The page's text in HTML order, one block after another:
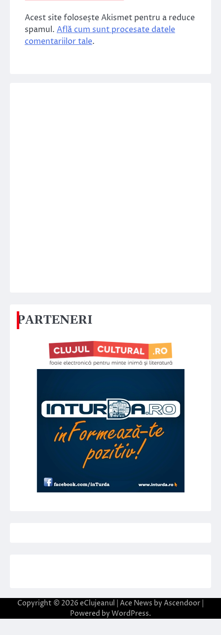
Acest site folosește Akismet pentru a reduce
spamul. Află cum sunt procesate datele
comentariilor tale.
PARTENERI
Copyright © 2026 eClujeanul | Ace News by Ascendoor
Powered by WordPress.